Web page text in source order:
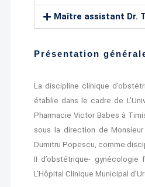
Maître assistant Dr.
Présentation
La discipline clinique
établie dans le cadre de
Pharmacie Victor Babes à
sous la direction de
Dumitru Popescu, comme
II d’obstétrique-
L’Hôpital Clinique Municipal